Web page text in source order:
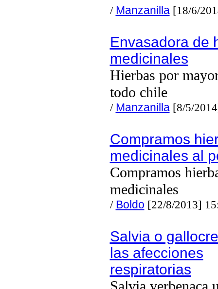
/ Manzanilla[18/6/
Envasadora de
medicinales
Hierbas por
todo chile
/ Manzanilla[8/5/
Compramos
medicinales al
Compramos
medicinales
/ Boldo [22/8/2013]
Salvia o
las afecciones
respiratorias